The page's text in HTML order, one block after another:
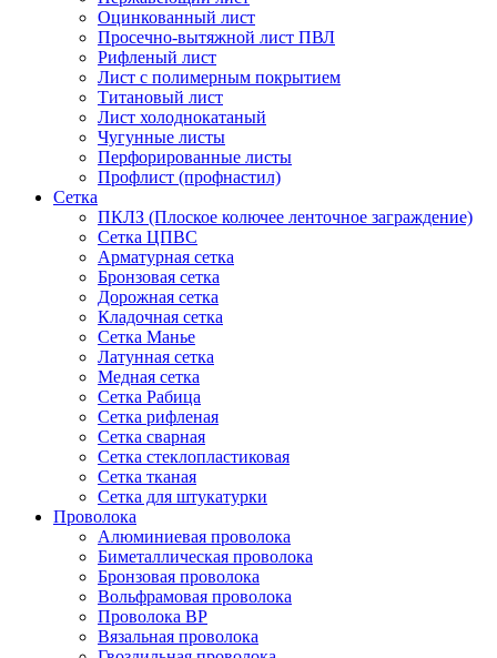
Оцинкованный лист
Просечно-вытяжной лист ПВЛ
Рифленый лист
Лист с полимерным покрытием
Титановый лист
Лист холоднокатаный
Чугунные листы
Перфорированные листы
Профлист (профнастил)
Сетка
ПКЛЗ (Плоское колючее ленточное заграждение)
Сетка ЦПВС
Арматурная сетка
Бронзовая сетка
Дорожная сетка
Кладочная сетка
Сетка Манье
Латунная сетка
Медная сетка
Сетка Рабица
Сетка рифленая
Сетка сварная
Сетка стеклопластиковая
Сетка тканая
Сетка для штукатурки
Проволока
Алюминиевая проволока
Биметаллическая проволока
Бронзовая проволока
Вольфрамовая проволока
Проволока ВР
Вязальная проволока